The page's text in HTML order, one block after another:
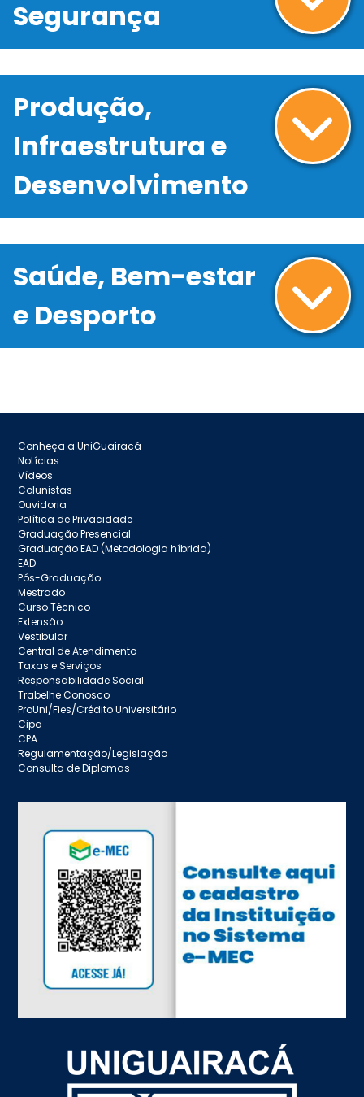
Segurança
Produção,
Infraestrutura e
Desenvolvimento
Saúde, Bem-estar
e Desporto
Conheça a UniGuairacá
Notícias
Vídeos
Colunistas
Ouvidoria
Política de Privacidade
Graduação Presencial
Graduação EAD (Metodologia híbrida)
EAD
Pós-Graduação
Mestrado
Curso Técnico
Extensão
Vestibular
Central de Atendimento
Taxas e Serviços
Responsabilidade Social
Trabelhe Conosco
ProUni/Fies/Crédito Universitário
Cipa
CPA
Regulamentação/Legislação
Consulta de Diplomas